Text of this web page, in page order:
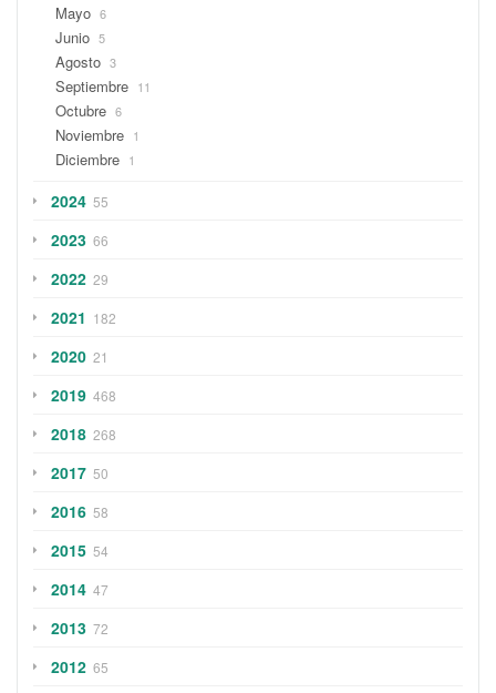
Mayo 6
Junio 5
Agosto 3
Septiembre 11
Octubre 6
Noviembre 1
Diciembre 1
2024 55
2023 66
2022 29
2021 182
2020 21
2019 468
2018 268
2017 50
2016 58
2015 54
2014 47
2013 72
2012 65